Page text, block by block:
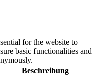
for the website to
basic functionalities and
Beschreibung